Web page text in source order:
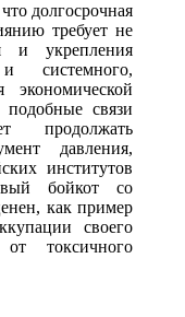
долгосрочная
требует не
и укрепления
системного,
экономической
связи
продолжать
давления,
институтов
бойкот со
как пример
своего
от токсичного